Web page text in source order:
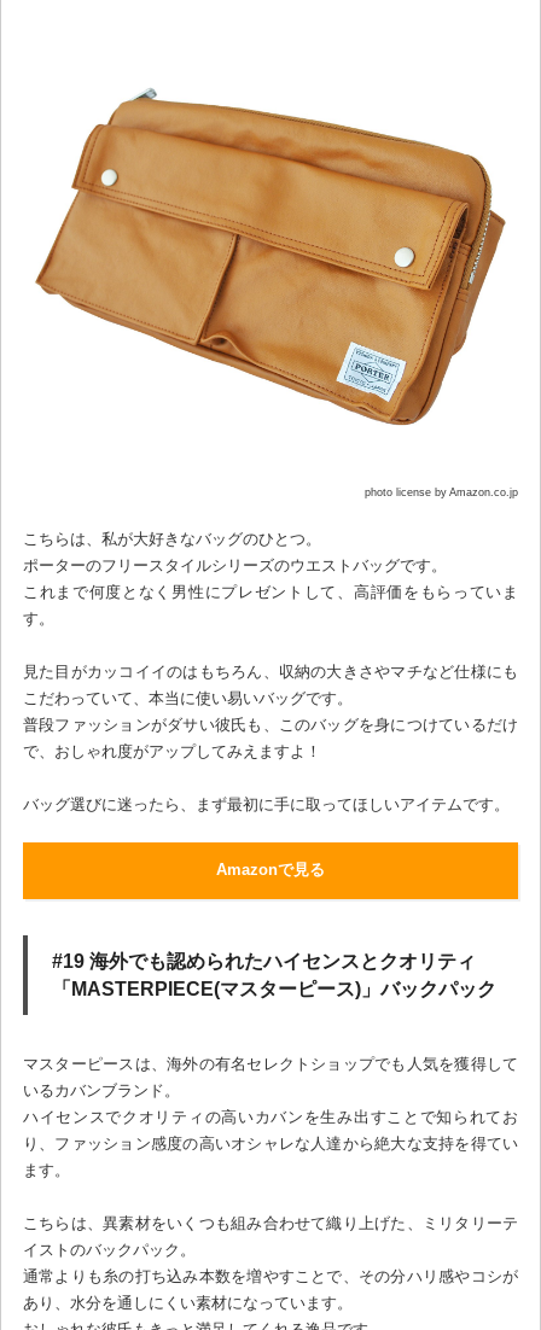
photo license by Amazon.co.jp
こちらは、私が大好きなバッグのひとつ。
ポーターのフリースタイルシリーズのウエストバッグです。
これまで何度となく男性にプレゼントして、高評価をもらっていま
す。
見た目がカッコイイのはもちろん、収納の大きさやマチなど仕様にも
こだわっていて、本当に使い易いバッグです。
普段ファッションがダサい彼氏も、このバッグを身につけているだけ
で、おしゃれ度がアップしてみえますよ！
バッグ選びに迷ったら、まず最初に手に取ってほしいアイテムです。
Amazonで見る
#19 海外でも認められたハイセンスとクオリティ
「MASTERPIECE(マスターピース)」バックパック
マスターピースは、海外の有名セレクトショップでも人気を獲得して
いるカバンブランド。
ハイセンスでクオリティの高いカバンを生み出すことで知られてお
り、ファッション感度の高いオシャレな人達から絶大な支持を得てい
ます。
こちらは、異素材をいくつも組み合わせて織り上げた、ミリタリーテ
イストのバックパック。
通常よりも糸の打ち込み本数を増やすことで、その分ハリ感やコシが
あり、水分を通しにくい素材になっています。